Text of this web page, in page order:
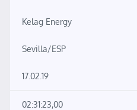
Kelag Energy
Sevilla/ESP
17.02.19
02:31:23,00